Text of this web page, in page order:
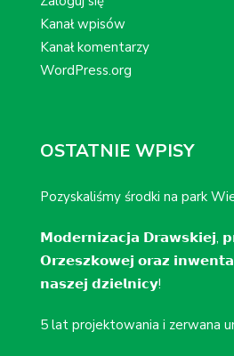
Kanał wpisów
Kanał komentarzy
WordPress.org
OSTATNIE WPISY
Pozyskaliśmy środki na park
𝗠𝗼𝗱𝗲𝗿𝗻𝗶𝘇𝗮𝗰𝗷𝗮 𝗗𝗿𝗮𝘄𝘀𝗸𝗶𝗲𝗷,
𝗢𝗿𝘇𝗲𝘀𝘇𝗸𝗼𝘄𝗲𝗷 𝗼𝗿𝗮𝘇
𝗻𝗮𝘀𝘇𝗲𝗷 𝗱𝘇𝗶𝗲𝗹𝗻𝗶𝗰𝘆!
5 lat projektowania i zerwana